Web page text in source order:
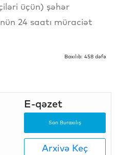
üçün) şəhər
24 saatı müraciət
Baxılıb: 458 dəfə
E-qəzet
Son Buraxılış
Arxivə Keç